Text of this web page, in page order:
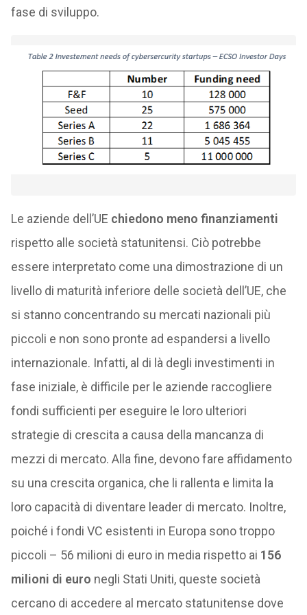
fase di sviluppo.
Le aziende dell’UE chiedono meno finanziamenti
rispetto alle società statunitensi. Ciò potrebbe
essere interpretato come una dimostrazione di un
livello di maturità inferiore delle società dell’UE, che
si stanno concentrando su mercati nazionali più
piccoli e non sono pronte ad espandersi a livello
internazionale. Infatti, al di là degli investimenti in
fase iniziale, è difficile per le aziende raccogliere
fondi sufficienti per eseguire le loro ulteriori
strategie di crescita a causa della mancanza di
mezzi di mercato. Alla fine, devono fare affidamento
su una crescita organica, che li rallenta e limita la
loro capacità di diventare leader di mercato. Inoltre,
poiché i fondi VC esistenti in Europa sono troppo
piccoli – 56 milioni di euro in media rispetto ai 156
milioni di euro negli Stati Uniti, queste società
cercano di accedere al mercato statunitense dove